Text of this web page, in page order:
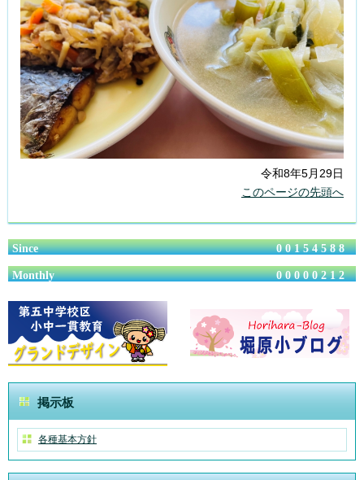
Since 00154588
Monthly 00000212
掲示板
各種基本方針
令和8年5月29日
このページの先頭へ